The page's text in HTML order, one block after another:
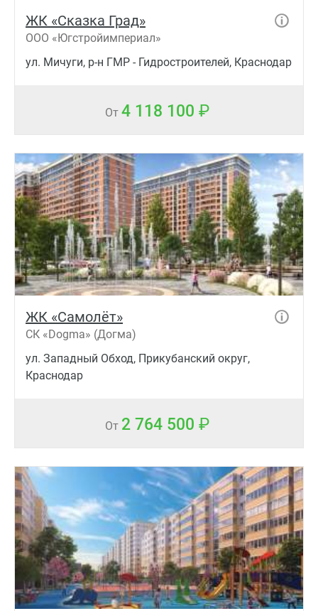
ЖК «Сказка Град»
ООО «Югстройимпериал»
ул. Мичуги, р-н ГМР - Гидростроителей, Краснодар
От 4 118 100
ЖК «Самолёт»
СК «Dogma» (Догма)
ул. Западный Обход, Прикубанский округ,
Краснодар
От 2 764 500